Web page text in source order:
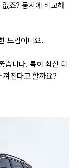
죠? 동시에 비교해
느낌이네요.
습니다. 특히 최신 디
껴진다고 할까요?